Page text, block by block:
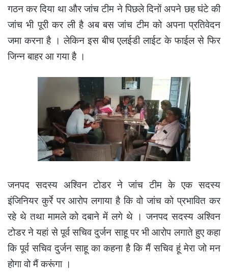
गठन कर दिया था और जांच टीम ने पिछले दिनों अपने छह घंटे की
जांच भी पूरी कर ली है अब बस जांच टीम को अपना प्रतिवेदन
जमा करना है । लेकिन इस बीच एलईडी लाईट के फाईल से फिर
जिन्न बाहर आ गया है ।
जनपद सदस्य अश्विन टोडर ने जांच टीम के एक सदस्य
इंजिनियर कुर्रे पर आरोप लगाया है कि वो जांच को प्रभावित कर
रहे थे तथा मामले को दबाने में लगे थे । जनपद सदस्य अश्विन
टोडर ने यहां से पूर्व सचिव दुर्जन साहू पर भी आरोप लगाते हुए कहा
कि पूर्व सचिव दुर्जन साहू का कहना है कि मैं सचिव हूं मेरा जो मन
होगा वो मैं करूंगा ।